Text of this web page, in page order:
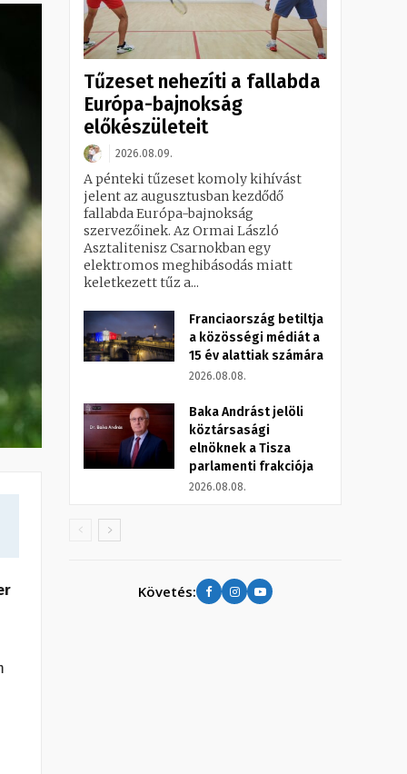
Tűzeset nehezíti a fallabda
Európa-bajnokság
előkészületeit
2026.08.09.
A pénteki tűzeset komoly kihívást
jelent az augusztusban kezdődő
fallabda Európa-bajnokság
szervezőinek. Az Ormai László
Asztalitenisz Csarnokban egy
elektromos meghibásodás miatt
keletkezett tűz a...
Franciaország betiltja
a közösségi médiát a
15 év alattiak számára
2026.08.08.
Baka Andrást jelöli
köztársasági
elnöknek a Tisza
parlamenti frakciója
2026.08.08.
Követés: